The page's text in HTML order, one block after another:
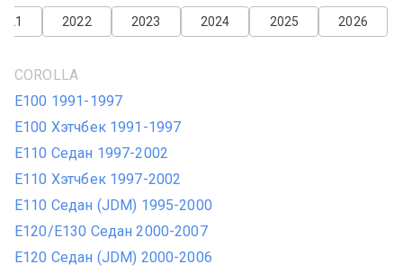
2026
2025
2024
2023
2022
COROLLA
E100 1991-1997
E100 Хэтчбек 1991-1997
E110 Седан 1997-2002
E110 Хэтчбек 1997-2002
E110 Седан (JDM) 1995-2000
E120/E130 Седан 2000-2007
E120 Седан (JDM) 2000-2006